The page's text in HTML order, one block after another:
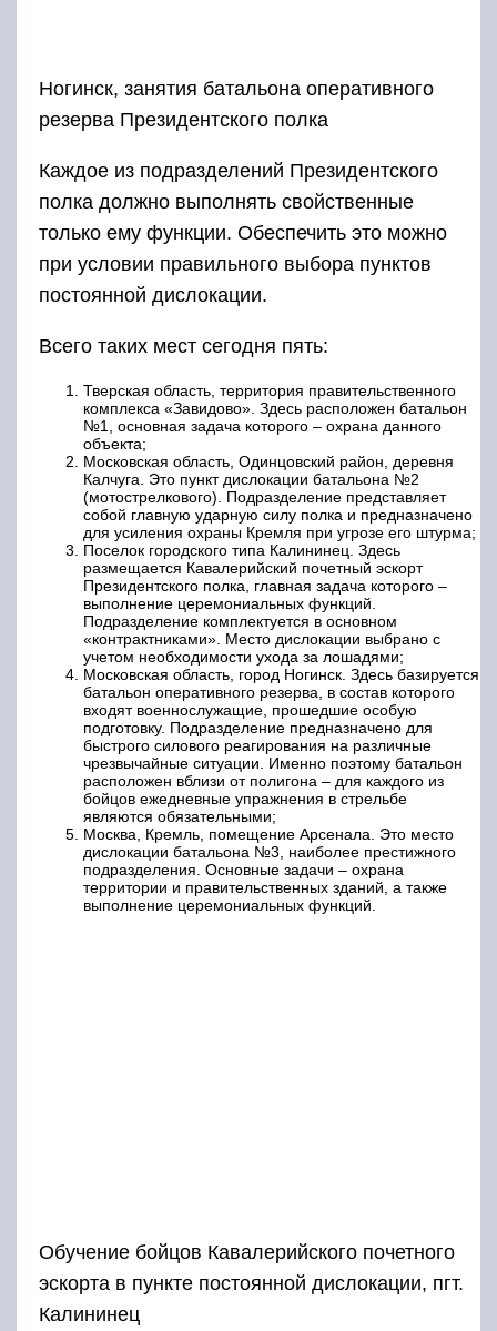
Ногинск, занятия батальона оперативного
резерва Президентского полка
Каждое из подразделений Президентского
полка должно выполнять свойственные
только ему функции. Обеспечить это можно
при условии правильного выбора пунктов
постоянной дислокации.
Всего таких мест сегодня пять:
Тверская область, территория правительственного
комплекса «Завидово». Здесь расположен батальон
№1, основная задача которого – охрана данного
объекта;
Московская область, Одинцовский район, деревня
Калчуга. Это пункт дислокации батальона №2
(мотострелкового). Подразделение представляет
собой главную ударную силу полка и предназначено
для усиления охраны Кремля при угрозе его штурма;
Поселок городского типа Калининец. Здесь
размещается Кавалерийский почетный эскорт
Президентского полка, главная задача которого –
выполнение церемониальных функций.
Подразделение комплектуется в основном
«контрактниками». Место дислокации выбрано с
учетом необходимости ухода за лошадями;
Московская область, город Ногинск. Здесь базируется
батальон оперативного резерва, в состав которого
входят военнослужащие, прошедшие особую
подготовку. Подразделение предназначено для
быстрого силового реагирования на различные
чрезвычайные ситуации. Именно поэтому батальон
расположен вблизи от полигона – для каждого из
бойцов ежедневные упражнения в стрельбе
являются обязательными;
Москва, Кремль, помещение Арсенала. Это место
дислокации батальона №3, наиболее престижного
подразделения. Основные задачи – охрана
территории и правительственных зданий, а также
выполнение церемониальных функций.
Обучение бойцов Кавалерийского почетного
эскорта в пункте постоянной дислокации, пгт.
Калининец